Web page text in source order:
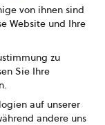
von ihnen sind
Website und Ihre
zu
Sie Ihre
auf unserer
andere uns